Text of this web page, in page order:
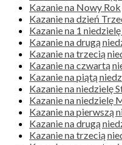
Kazanie na Nowy Rok
Kazanie na dzień
Kazanie na 1
Kazanie na drugą
Kazanie na trzecią
Kazanie na czwartą
Kazanie na piątą
Kazanie na niedzielę
Kazanie na niedzielę
Kazanie na pierwszą
Kazanie na drugą
Kazanie na trzecią